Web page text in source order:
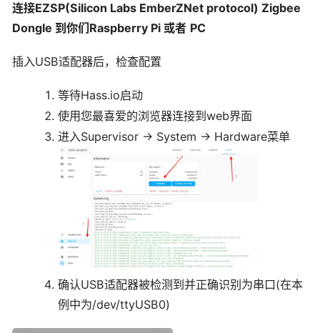
连接EZSP(Silicon Labs EmberZNet protocol) Zigbee
Dongle 到你们Raspberry Pi 或者 PC
插入USB适配器后，检查配置
等待Hass.io启动
使用您最喜爱的浏览器连接到web界面
进入Supervisor -> System -> Hardware菜单
确认USB适配器被检测到并正确识别为串口(在本
例中为/dev/ttyUSB0)